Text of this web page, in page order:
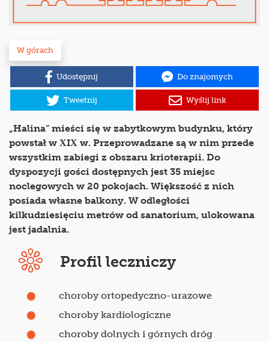
W górach
Udostępnij Do znajomych
Tweetnij Wyślij link
„Halina” mieści się w zabytkowym budynku, który
powstał w XIX w. Przeprowadzane są w nim przede
wszystkim zabiegi z obszaru krioterapii. Do
dyspozycji gości dostępnych jest 35 miejsc
noclegowych w 20 pokojach. Większość z nich
posiada własne balkony. W odległości
kilkudziesięciu metrów od sanatorium, ulokowana
jest jadalnia.
Profil leczniczy
choroby ortopedyczno-urazowe
choroby kardiologiczne
choroby dolnych i górnych dróg